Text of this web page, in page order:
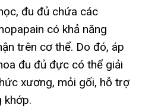
đu đủ chứa các
có khả năng
trên cơ thể. Do đó, áp
đu đủ đực có thể giải
xương, mỏi gối, hỗ trợ
khớp.